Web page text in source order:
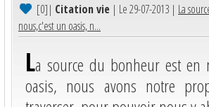
[0]| Citation vie | Le 29-07-2013 | La
nous,c'est un oasis, n...
La source du bonheur est en
oasis, nous avons notre